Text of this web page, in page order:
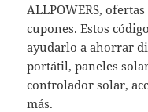
ALLPOWERS,
cupones. Estos
ayudarlo a ahorrar
portátil, paneles
controlador solar,
más.